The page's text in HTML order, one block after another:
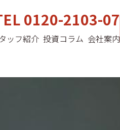
0120-2103-07
ッフ紹介 投資コラム 会社案内